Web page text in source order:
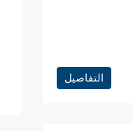
التفاصيل